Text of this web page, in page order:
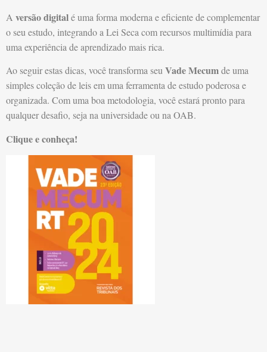
A versão digitalé uma forma moderna e eficiente de complementar
o seu estudo, integrando a Lei Seca com recursos multimídia para
uma experiência de aprendizado mais rica.
Ao seguir estas dicas, você transforma seu Vade Mecumde uma
simples coleção de leis em uma ferramenta de estudo poderosa e
organizada. Com uma boa metodologia, você estará pronto para
qualquer desafio, seja na universidade ou na OAB.
Clique e conheça!